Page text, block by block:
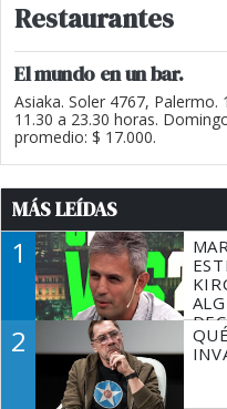
Restaurantes
El mundo en un bar.
Asiaka. Soler 4767, Palermo.
11.30 a 23.30 horas.
promedio: $ 17.000.
MÁS LEÍDAS
1
2